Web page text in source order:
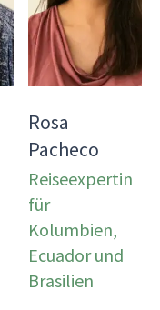
Rosa
Pacheco
Reiseexpertin
für
Kolumbien,
Ecuador und
Brasilien